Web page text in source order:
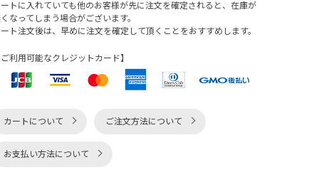
トに入れていても他のお客様が先に注文を確定されると、在庫が
なってしまう場合がございます。
ト注文後は、早めに注文を確定して頂くことをおすすめします。
利用可能なクレジットカード】
カートについて ご注文方法について
お支払い方法について